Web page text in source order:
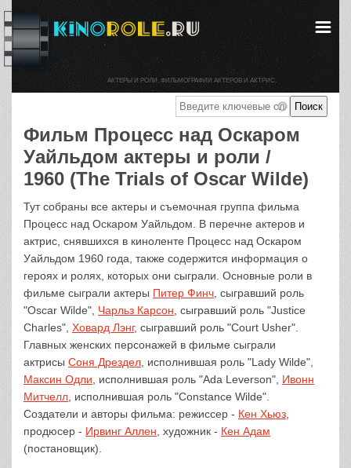
Фильм Процесс над Оскаром
Уайльдом актеры и роли /
1960 (The Trials of Oscar Wilde)
Тут собраны все актеры и съемочная группа фильма
Процесс над Оскаром Уайльдом. В перечне актеров и
актрис, снявшихся в киноленте Процесс над Оскаром
Уайльдом 1960 года, также содержится информация о
героях и ролях, которых они сыграли. Основные роли в
фильме сыграли актеры Питер Финч , сыгравший роль
"Oscar Wilde", Чарльз Карсон , сыгравший роль "Justice
Charles", Ховард Лэнг, сыгравший роль "Court Usher".
Главных женских персонажей в фильме сыграли
актрисы Соня Дрездел , исполнившая роль "Lady Wilde",
Максин Одли , исполнившая роль "Ada Leverson", Ивонн
Митчелл , исполнившая роль "Constance Wilde".
Создатели и авторы фильма: режиссер - Кен Хьюз
продюсер - Ирвинг Аллен , художник - Кен Адам
(постановщик).
АКТЕРЫ И РОЛИ. ФИЛЬМОГРАФИИ АКТЕРОВ И АКТРИС.